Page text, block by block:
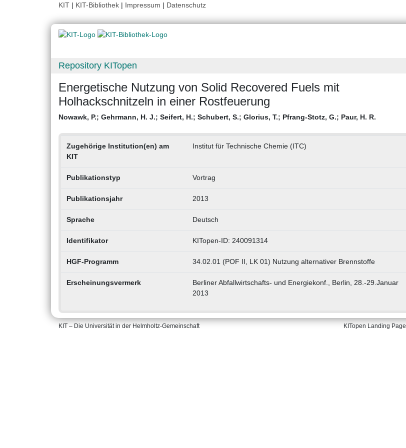
KIT | KIT-Bibliothek | Impressum | Datenschutz
Repository KITopen
Energetische Nutzung von Solid Recovered Fuels mit
Holhackschnitzeln in einer Rostfeuerung
Nowawk, P.; Gehrmann, H. J.; Seifert, H.; Schubert, S.; Glorius, T.; Pfrang-Stotz, G.; Paur, H. R.
Zugehörige Institution(en) am
KIT
Institut für Technische Chemie (ITC)
Publikationstyp Vortrag
Publikationsjahr 2013
Sprache Deutsch
Identifikator KITopen-ID: 240091314
HGF-Programm 34.02.01 (POF II, LK 01) Nutzung alternativer Brennstoffe
Erscheinungsvermerk
Berliner Abfallwirtschafts- und Energiekonf., Berlin, 28.-29.Januar
2013
KIT – Die Universität in der Helmholtz-Gemeinschaft KITopen Landing Page